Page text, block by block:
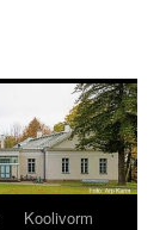
Koolivorm